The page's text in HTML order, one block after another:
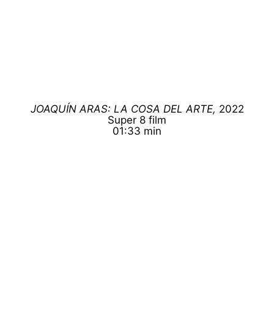
JOAQUÍN ARAS: LA COSA DEL ARTE, 2022
Super 8 film
01:33 min